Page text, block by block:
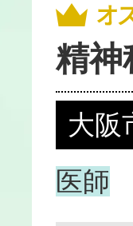
精神
大阪
医師